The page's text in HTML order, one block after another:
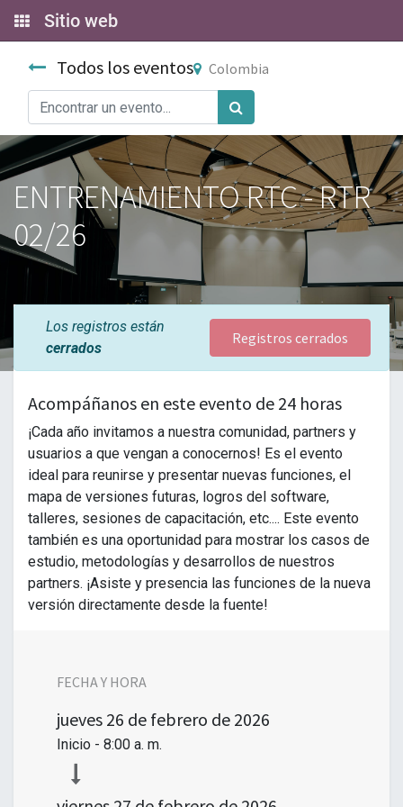
Sitio web
Todos los eventos Colombia
ENTRENAMIENTO RTC - RTR
02/26
Los registros están
cerrados
Registros cerrados
Acompáñanos en este evento de 24 horas
¡Cada año invitamos a nuestra comunidad, partners y
usuarios a que vengan a conocernos! Es el evento
ideal para reunirse y presentar nuevas funciones, el
mapa de versiones futuras, logros del software,
talleres, sesiones de capacitación, etc.... Este evento
también es una oportunidad para mostrar los casos de
estudio, metodologías y desarrollos de nuestros
partners. ¡Asiste y presencia las funciones de la nueva
versión directamente desde la fuente!
FECHA Y HORA
jueves 26 de febrero de 2026
Inicio - 8:00 a. m.